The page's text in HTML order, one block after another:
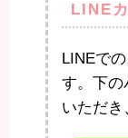
LINE
LINEで
す。下の
いただき